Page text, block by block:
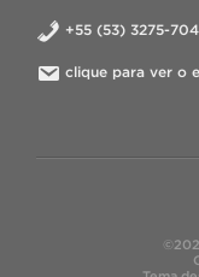
+55 (53) 3275-
clique para ver o